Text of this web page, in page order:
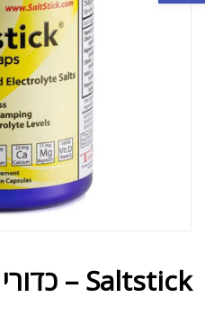
Saltstick – כדורי מלח